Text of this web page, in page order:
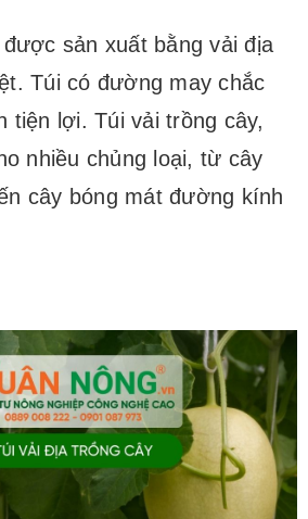
sản xuất bằng vải địa
Túi có đường may chắc
tiện lợi. Túi vải trồng cây,
nhiều chủng loại, từ cây
cây bóng mát đường kính